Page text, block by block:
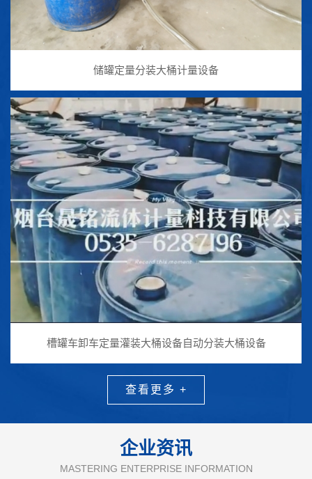
储罐定量分装大桶计量设备
槽罐车卸车定量灌装大桶设备自动分装大桶设备
查看更多 +
企业资讯
MASTERING ENTERPRISE INFORMATION